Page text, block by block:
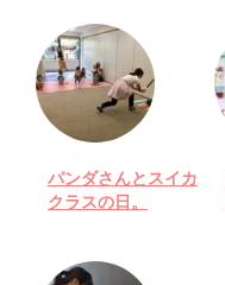
パンダさんとスイカ
クラスの日。